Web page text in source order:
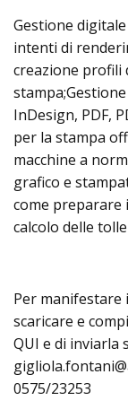
Gestione
intenti di
creazione profili
InDesign, PDF,
per la stampa
macchine a
grafico e
come preparare
calcolo delle
Per
scaricare e
QUI e di inviarla
0575/23253